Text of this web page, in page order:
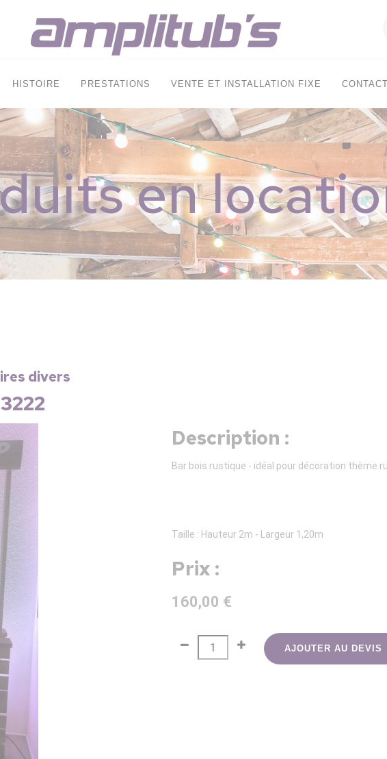
HISTOIRE PRESTATIONS VENTE ET INSTALLATION FIXE CONTACT
en
divers
Description :
Bar bois rustique - idéal pour décoration thème
Taille : Hauteur 2m - Largeur 1,20m
Prix :
160,00 €
AJOUTER AU DEVIS